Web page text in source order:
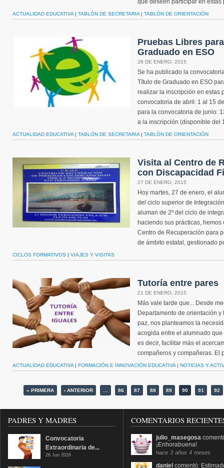
que deseen participar en
ACTUALIDAD EDUCATIVA | TABLÓN DE SECRETARIA | TABLÓN DE ORIENTACIÓN
Pruebas Libres
Graduado en ESO
28 DE ENERO, 2015
Se ha publicado la
Título de Graduado en ESO
realizar la inscripción en estas
convocatoria de abril: 1 al 15
para la convocatoria de junio:
a la inscripción (disponible del
ACTUALIDAD EDUCATIVA | TABLÓN DE SECRETARIA | TABLÓN DE ORIENTACIÓN
Visita al Centro de
con Discapacidad
27 DE ENERO, 2015
Hoy martes, 27 de enero, el
del ciclo superior de
aluman de 2º del ciclo de
haciendo sus prácticas,
Centro de Recuperación para
de ámbito estatal, gestionado
CICLOS FORMATIVOS | VIAJES Y VISITAS
Tutoría entre pares
21 DE ENERO, 2015
Más vale tarde que... Desde
Departamento de orientación
paz, nos planteamos la
acogida entre el alumnado
es decir, facilitar más el
compañeros y compañeras. El
ACTUALIDAD EDUCATIVA | FORMACIÓN E INNOVACIÓN EDUCATIVA | NOTICIAS Y
Páginas
« PRIMERA ‹ ANTERIOR … 86 87 88 89 90 91 92
PADRES Y MADRES
Convocatoria
Extraordinaria de...
26 Jun 2026
COMENTARIOS
julio_masegosa
¡Enhorabuena!
hace 3 años 4 meses
daniel comentó: